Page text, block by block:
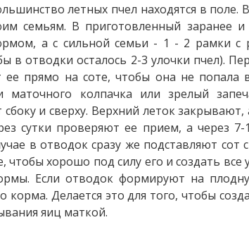
летных пчел находятся в поле.
семьям. В приготовленный заранее
а с сильной семьи - 1 - 2 рамки
отводки осталось 2-3 улочки пчел).
прямо на соте, чтобы она не
колпачка или зрелый
и сверху. Верхний леток
сутки проверяют ее прием, а через
в отводок сразу же подставляют
хорошо под силу его и создать
Если отводок формируют на
Делается это для того, чтобы
яиц маткой.